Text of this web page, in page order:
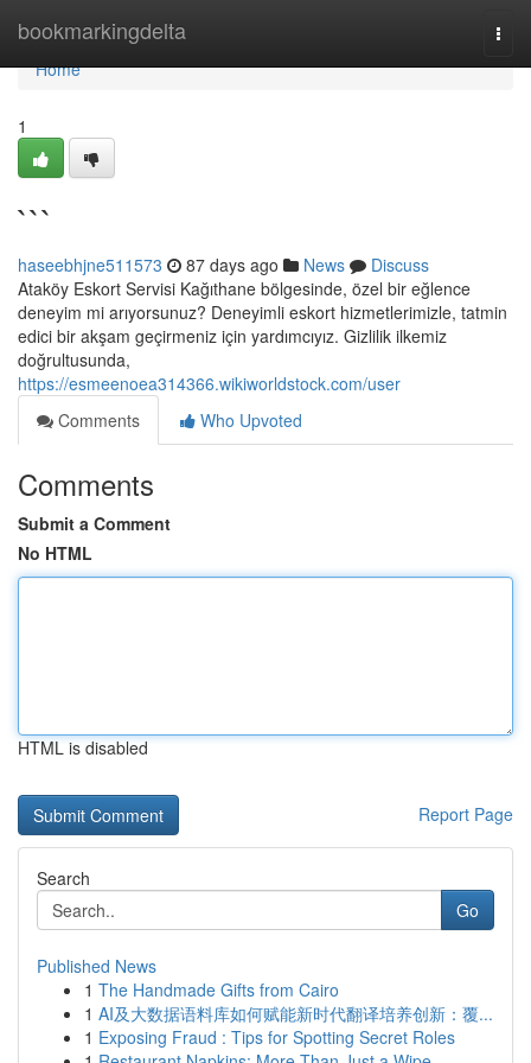
bookmarkingdelta
Home
Home
1
```
haseebhjne511573 87 days ago News
Discuss
Ataköy Eskort Servisi Kağıthane bölgesinde, özel bir eğlence
deneyim mi arıyorsunuz? Deneyimli eskort hizmetlerimizle, tatmin
edici bir akşam geçirmeniz için yardımcıyız. Gizlilik ilkemiz
doğrultusunda,
https://esmeenoea314366.wikiworldstock.com/user
Comments
Who Upvoted
Comments
Submit a Comment
No HTML
HTML is disabled
Report Page
Search
Go
Published News
1 The Handmade Gifts from Cairo
1 AI及大数据语料库如何赋能新时代翻译培养创新：覆...
1 Exposing Fraud : Tips for Spotting Secret Roles